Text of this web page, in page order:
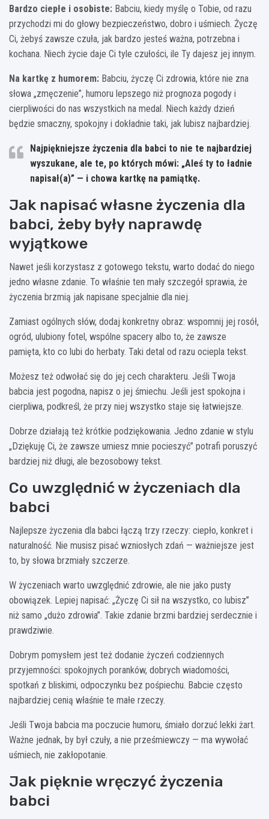
Bardzo ciepłe i osobiste: Babciu, kiedy myślę o Tobie, od razu
przychodzi mi do głowy bezpieczeństwo, dobro i uśmiech. Życzę
Ci, żebyś zawsze czuła, jak bardzo jesteś ważna, potrzebna i
kochana. Niech życie daje Ci tyle czułości, ile Ty dajesz jej innym.
Na kartkę z humorem: Babciu, życzę Ci zdrowia, które nie zna
słowa „zmęczenie”, humoru lepszego niż prognoza pogody i
cierpliwości do nas wszystkich na medal. Niech każdy dzień
będzie smaczny, spokojny i dokładnie taki, jak lubisz najbardziej.
Najpiękniejsze życzenia dla babci to nie te najbardziej
wyszukane, ale te, po których mówi: „Aleś ty to ładnie
napisał(a)” — i chowa kartkę na pamiątkę.
Jak napisać własne życzenia dla
babci, żeby były naprawdę
wyjątkowe
Nawet jeśli korzystasz z gotowego tekstu, warto dodać do niego
jedno własne zdanie. To właśnie ten mały szczegół sprawia, że
życzenia brzmią jak napisane specjalnie dla niej.
Zamiast ogólnych słów, dodaj konkretny obraz: wspomnij jej rosół,
ogród, ulubiony fotel, wspólne spacery albo to, że zawsze
pamięta, kto co lubi do herbaty. Taki detal od razu ociepla tekst.
Możesz też odwołać się do jej cech charakteru. Jeśli Twoja
babcia jest pogodna, napisz o jej śmiechu. Jeśli jest spokojna i
cierpliwa, podkreśl, że przy niej wszystko staje się łatwiejsze.
Dobrze działają też krótkie podziękowania. Jedno zdanie w stylu
„Dziękuję Ci, że zawsze umiesz mnie pocieszyć” potrafi poruszyć
bardziej niż długi, ale bezosobowy tekst.
Co uwzględnić w życzeniach dla
babci
Najlepsze życzenia dla babci łączą trzy rzeczy: ciepło, konkret i
naturalność. Nie musisz pisać wzniosłych zdań — ważniejsze jest
to, by słowa brzmiały szczerze.
W życzeniach warto uwzględnić zdrowie, ale nie jako pusty
obowiązek. Lepiej napisać: „Życzę Ci sił na wszystko, co lubisz”
niż samo „dużo zdrowia”. Takie zdanie brzmi bardziej serdecznie i
prawdziwie.
Dobrym pomysłem jest też dodanie życzeń codziennych
przyjemności: spokojnych poranków, dobrych wiadomości,
spotkań z bliskimi, odpoczynku bez pośpiechu. Babcie często
najbardziej cenią właśnie te małe rzeczy.
Jeśli Twoja babcia ma poczucie humoru, śmiało dorzuć lekki żart.
Ważne jednak, by był czuły, a nie prześmiewczy — ma wywołać
uśmiech, nie zakłopotanie.
Jak pięknie wręczyć życzenia
babci